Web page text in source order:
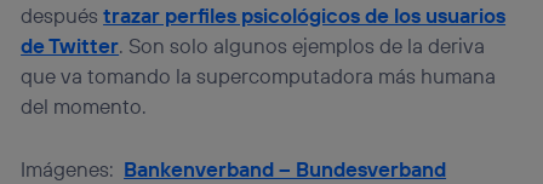
despuéstrazar perfiles psicológicos de los usuarios
de Twitter. Son solo algunos ejemplos de la deriva
que va tomando la supercomputadora más humana
del momento.
Imágenes: Bankenverband – Bundesverband